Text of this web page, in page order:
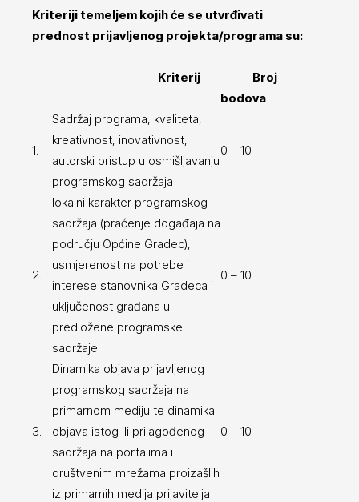
Kriteriji temeljem kojih će se utvrđivati
prednost prijavljenog projekta/programa su:
Kriterij
Broj
bodova
1.
Sadržaj programa, kvaliteta,
kreativnost, inovativnost,
autorski pristup u osmišljavanju
programskog sadržaja
0 – 10
2.
lokalni karakter programskog
sadržaja (praćenje događaja na
području Općine Gradec),
usmjerenost na potrebe i
interese stanovnika Gradeca i
uključenost građana u
predložene programske
sadržaje
0 – 10
3.
Dinamika objava prijavljenog
programskog sadržaja na
primarnom mediju te dinamika
objava istog ili prilagođenog
sadržaja na portalima i
društvenim mrežama proizašlih
iz primarnih medija prijavitelja
0 – 10